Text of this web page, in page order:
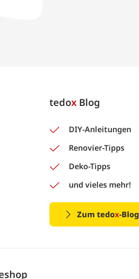
tedox Blog
DIY-Anleitungen
Renovier-Tipps
Deko-Tipps
und vieles mehr!
Zum tedox-Blog